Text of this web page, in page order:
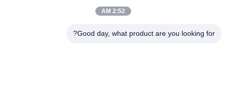
High Accuracy Coil Stock Measure Machine To Measuring For
2:52 AM
Good day, what product are you looking for?